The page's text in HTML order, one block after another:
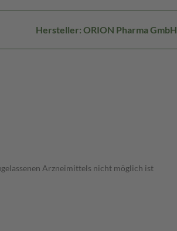
Hersteller: ORION Pharma GmbH
Arzneimittels nicht möglich ist